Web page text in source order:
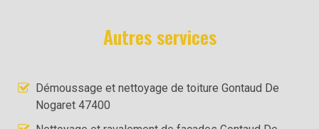
Autres services
Démoussage et nettoyage de toiture Gontaud De
Nogaret 47400